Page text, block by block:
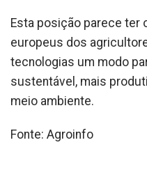
Esta posição parece ter
europeus dos
tecnologias um modo
sustentável, mais
meio ambiente.
Fonte: Agroinfo